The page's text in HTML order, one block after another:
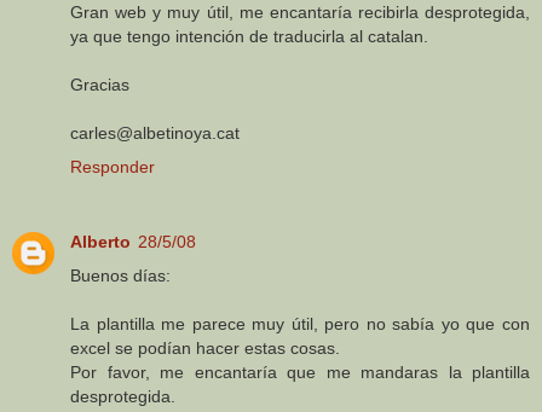
Gran web y muy útil, me encantaría recibirla desprotegida,
ya que tengo intención de traducirla al catalan.
Gracias
carles@albetinoya.cat
Responder
Alberto 28/5/08
Buenos días:
La plantilla me parece muy útil, pero no sabía yo que con
excel se podían hacer estas cosas.
Por favor, me encantaría que me mandaras la plantilla
desprotegida.